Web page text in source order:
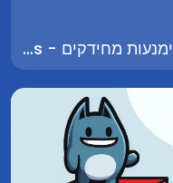
הימנעות מחידקים - Avoid Germs